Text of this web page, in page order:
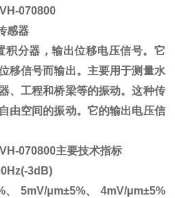
070800
感器
积分器，输出位移电压信号。它
移信号而输出。主要用于测量水
、工程和桥梁等的振动。这种传
由空间的振动。它的输出电压信
070800主要技术指标
3dB)
、 5mV/μm±5%、 4mV/μm±5%